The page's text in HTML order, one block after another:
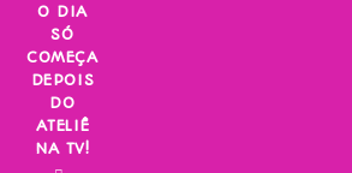
Skip
content
O DIA
SÓ
COMEÇA
DEPOIS
DO
ATELIÊ
NA TV!